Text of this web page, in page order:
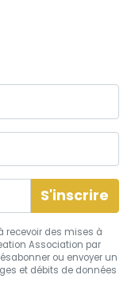
recevoir des mises à
Association par
ou envoyer un
et débits de données